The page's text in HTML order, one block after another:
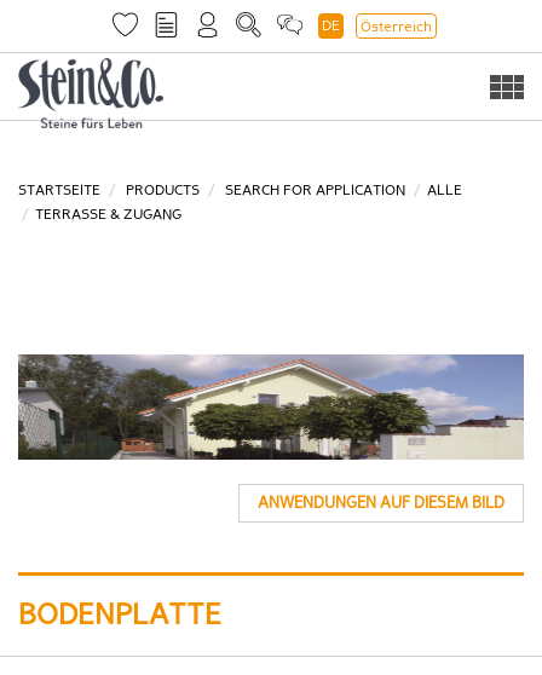
DE Österreich
STARTSEITE PRODUCTS SEARCH FOR APPLICATION
ALLE
TERRASSE & ZUGANG
ANWENDUNGEN AUF DIESEM BILD
BODENPLATTE